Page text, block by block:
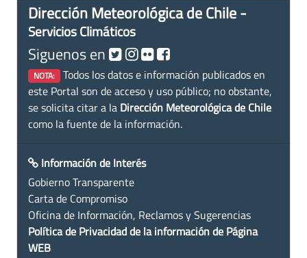
Dirección Meteorológica de Chile -
Servicios Climáticos
Siguenos en
NOTA: Todos los datos e información publicados en
este Portal son de acceso y uso público; no obstante,
se solicita citar a la Dirección Meteorológica de Chile
como la fuente de la información.
Información de Interés
Gobierno Transparente
Carta de Compromiso
Oficina de Información, Reclamos y Sugerencias
Política de Privacidad de la información de Página
WEB